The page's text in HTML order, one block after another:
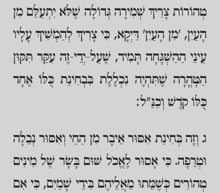
טְהוֹרוֹת צָרִיךְ שְׁמִירָה גְּדוֹלָה שֶׁלֹּא יִתְעַלֵּם מִן
הָעַיִן, 'מִן הָעַיִן' דַּיְקָא, כִּי צָרִיךְ לְהַמְשִׁיךְ עָלָיו
עֵינֵי הַהַשְׁגָּחָה תָּמִיד, שֶׁעַל-יְדֵי-זֶה עִקַּר תִּקּוּן
הַטָּהֳרָה שֶׁתִּהְיֶה נִכְלֶלֶת בִּבְחִינַת כֻּלּוֹ אֶחָד
כֻּלּוֹ קֹדֶשׁ וְכַנַּ"ל:
ג וְזֶה בְּחִינַת אִסּוּר אֵיבָר מִן הַחַי וְאִסּוּר נְבֵלָה
וּטְרֵפָה. כִּי אָסוּר לֶאֱכֹל שׁוּם בָּשָׂר שֶׁל מִינִים
טְהוֹרִים כְּשֶׁמֵּתוּ מֵאֲלֵיהֶם בִּידֵי שָׁמַיִם, כִּי אִם